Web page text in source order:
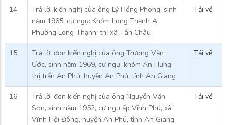
14
Trả lời kiến nghị của ông Lý Hồng Phong, sinh
năm 1965, cư ngụ: Khóm Long Thạnh A,
Phường Long Thạnh, thị xã Tân Châu
Tải về
15
Trả lời đơn kiến nghị của ông Trương Văn
Ước, sinh năm 1969, cư ngụ: khóm An Hưng,
thị trấn An Phú, huyện An Phú, tỉnh An Giang
Tải về
16
Trả lời đơn kiến nghị của ông Nguyễn Văn
Sơn, sinh năm 1952, cư ngụ ấp Vĩnh Phú, xã
Vĩnh Hội Đông, huyện An Phú, tỉnh An Giang
Tải về